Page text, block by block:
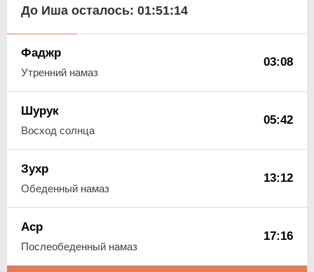
До Иша осталось: 01:51:13
Фаджр
Утренний намаз
03:08
Шурук
Восход солнца
05:42
Зухр
Обеденный намаз
13:12
Аср
Послеобеденный намаз
17:16